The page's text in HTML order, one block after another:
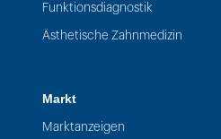
Funktionsdiagnostik
Ästhetische Zahnmedizin
Markt
Marktanzeigen